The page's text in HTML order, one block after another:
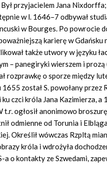
Był przyjacielem Jana
w l. 1646–7 odbywał
w Bourges. Po powrocie
karierę w Gdańsku
także utwory w języku
– panegiryki wierszem i
rozprawkę o sporze między
1655 został S. powołany
ku czci króla Jana Kazimierza,
t.r. ogłosił anonimowo broszurę
odmienne od Torunia i
Określił wówczas Rzpltą
króla i wdrożyła
a o kontakty ze Szwedami,